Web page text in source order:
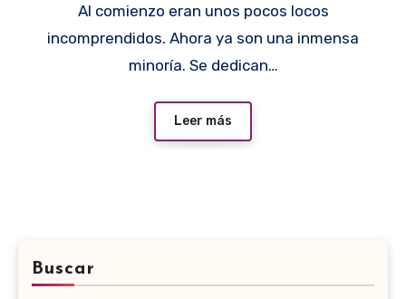
Al comienzo eran unos pocos locos
incomprendidos. Ahora ya son una inmensa
minoría. Se dedican…
Leer más
Buscar